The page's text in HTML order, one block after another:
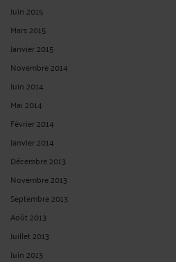
Juin 2015
Mars 2015
Janvier 2015
Novembre 2014
Juin 2014
Mai 2014
Février 2014
Janvier 2014
Décembre 2013
Novembre 2013
Septembre 2013
Août 2013
Juillet 2013
Juin 2013